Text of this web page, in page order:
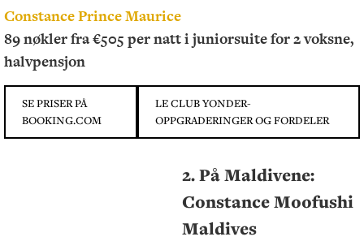
Constance Prince Maurice
89 nøkler fra €505 per natt i juniorsuite for 2 voksne,
halvpensjon
SE PRISER PÅ
BOOKING.COM
LE CLUB YONDER-
OPPGRADERINGER OG FORDELER
2. På Maldivene:
Constance Moofushi
Maldives